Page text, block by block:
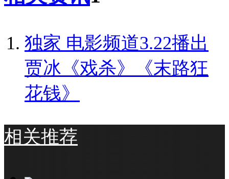
独家 电影频道3.22播出
贾冰《戏杀》《末路狂
花钱》
相关推荐